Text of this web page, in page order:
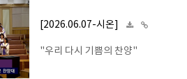
[2026.06.07-시온]
"우리 다시 기쁨의 찬양"